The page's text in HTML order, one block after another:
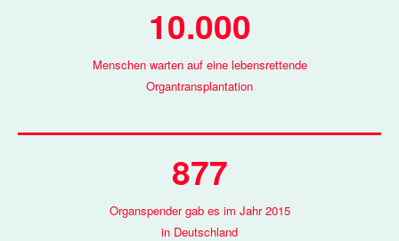
10.000
Menschen warten auf eine lebensrettende
Organtransplantation
877
Organspender gab es im Jahr 2015
in Deutschland